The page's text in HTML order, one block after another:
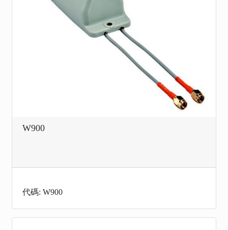
W900
代碼: W900